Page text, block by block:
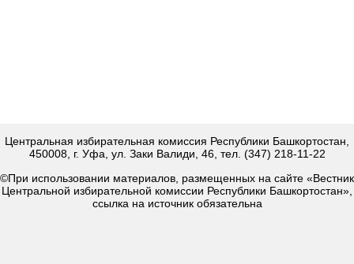
Центральная избирательная комиссия Республики Башкортостан,
450008, г. Уфа, ул. Заки Валиди, 46, тел. (347) 218-11-22
©При использовании материалов, размещенных на сайте «Вестник
Центральной избирательной комиссии Республики Башкортостан»,
ссылка на источник обязательна